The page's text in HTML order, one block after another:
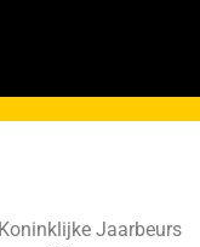
Koninklijke Jaarbeurs